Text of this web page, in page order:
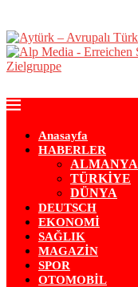
Anasayfa
HABERLER
ALMANYA
TÜRKİYE
DÜNYA
DEUTSCH
EKONOMİ
SAĞLIK
MAGAZİN
SPOR
OTOMOBİL